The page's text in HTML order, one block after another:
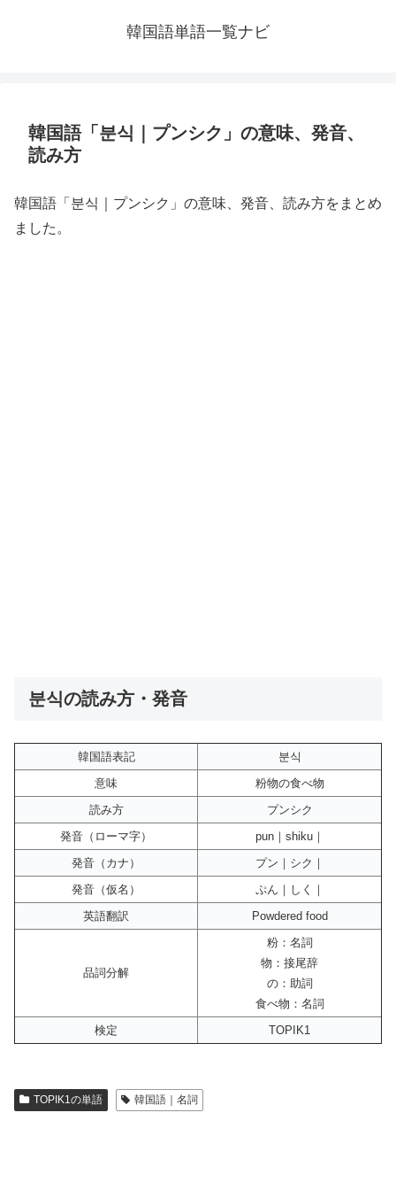
韓国語単語一覧ナビ
韓国語「분식｜プンシク」の意味、発音、
読み方
韓国語「분식｜プンシク」の意味、発音、読み方をまとめ
ました。
분식の読み方・発音
韓国語表記
분식
意味
粉物の食べ物
読み方
プンシク
発音（ローマ字）
pun｜shiku｜
発音（カナ）
プン｜シク｜
発音（仮名）
ぷん｜しく｜
英語翻訳
Powdered food
品詞分解
粉：名詞
物：接尾辞
の：助詞
食べ物：名詞
検定
TOPIK1
TOPIK1の単語 韓国語｜名詞